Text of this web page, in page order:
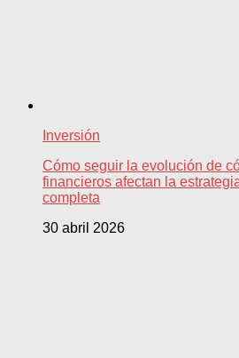
Inversión
Cómo seguir la evolución de
financieros afectan la
completa
30 abril 2026